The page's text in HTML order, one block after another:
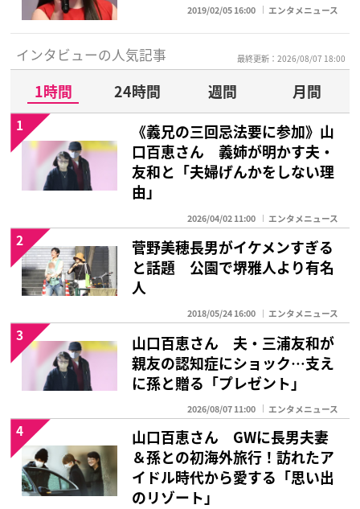
2019/02/05 16:00 エンタメニュース
インタビューの人気記事 最終更新：2026/08/07 18:00
1時間 24時間 週間
月間
《義兄の三回忌法要に参加》山
口百恵さん 義姉が明かす夫・
友和と「夫婦げんかをしない理
由」
2026/04/02 11:00 エンタメニュース
1
菅野美穂長男がイケメンすぎる
と話題 公園で堺雅人より有名
人
2018/05/24 16:00 エンタメニュース
2
山口百恵さん 夫・三浦友和が
親友の認知症にショック…支え
に孫と贈る「プレゼント」
2026/08/07 11:00 エンタメニュース
3
山口百恵さん GWに長男夫妻
＆孫との初海外旅行！訪れたア
イドル時代から愛する「思い出
のリゾート」
4